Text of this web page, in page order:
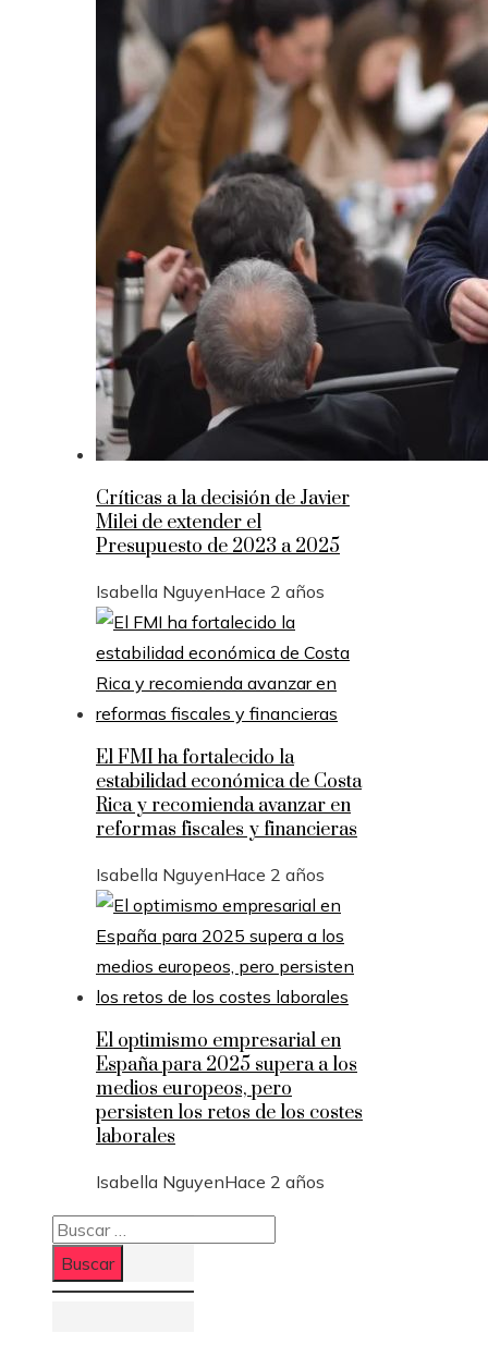
Críticas a la decisión de Javier
Milei de extender el
Presupuesto de 2023 a 2025
Isabella NguyenHace 2 años
El FMI ha fortalecido la
estabilidad económica de Costa
Rica y recomienda avanzar en
reformas fiscales y financieras
Isabella NguyenHace 2 años
El optimismo empresarial en
España para 2025 supera a los
medios europeos, pero
persisten los retos de los costes
laborales
Isabella NguyenHace 2 años
Buscar: